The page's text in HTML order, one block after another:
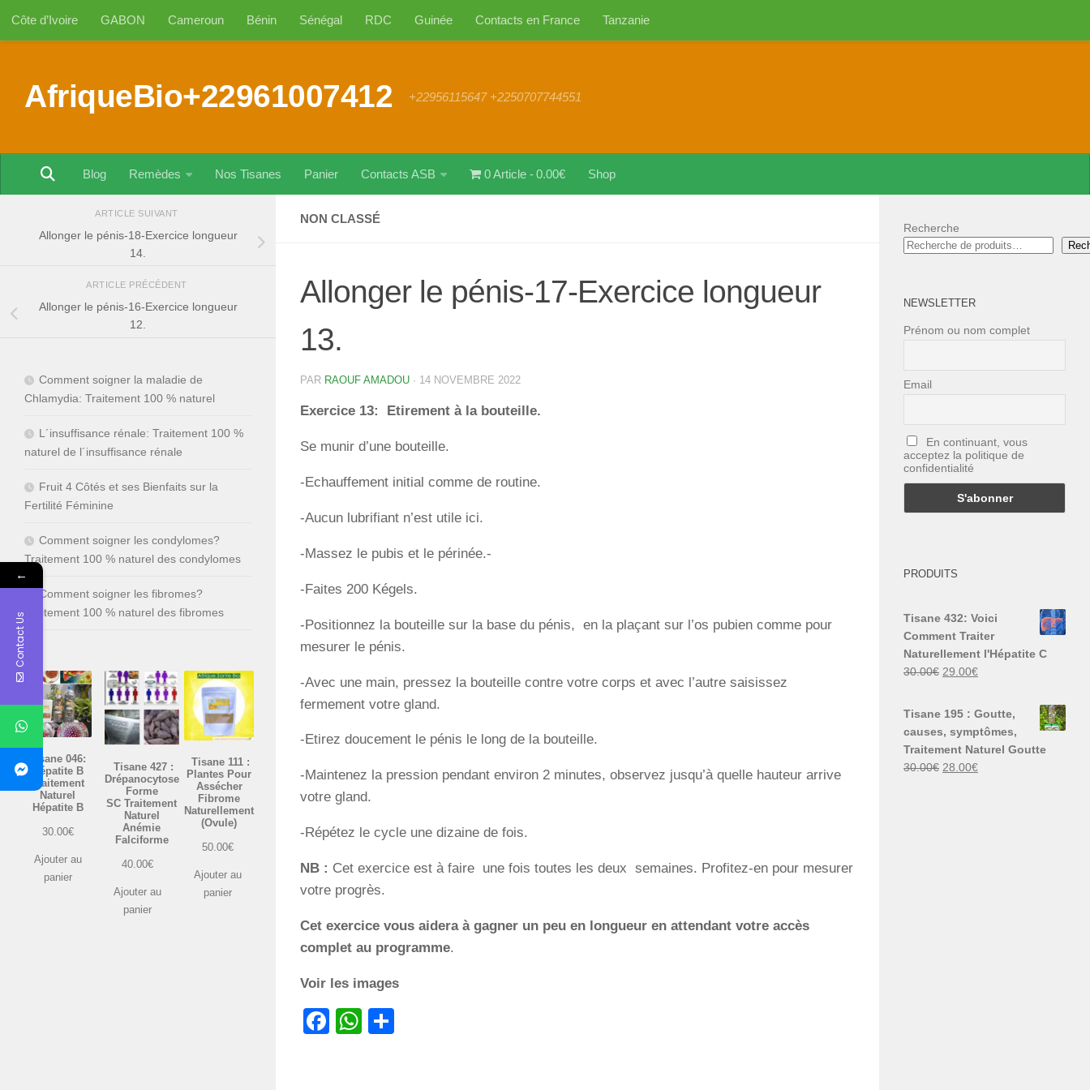
Au dessous du contenu
Côte d’Ivoire GABON Cameroun Bénin Sénégal RDC Guinée Contacts en France Tanzanie
AfriqueBio+22961007412 +22956115647 +2250707744551
Blog Remèdes Nos Tisanes Panier Contacts ASB 0 Article 0.00€ Shop
NON CLASSÉ
Allonger le pénis-17-Exercice longueur
13.
PAR RAOUF AMADOU · 14 NOVEMBRE 2022
Exercice 13: Etirement à la bouteille.
Se munir d’une bouteille.
-Echauffement initial comme de routine.
-Aucun lubrifiant n’est utile ici.
-Massez le pubis et le périnée.-
-Faites 200 Kégels.
-Positionnez la bouteille sur la base du pénis, en la plaçant sur l’os pubien comme pour
mesurer le pénis.
-Avec une main, pressez la bouteille contre votre corps et avec l’autre saisissez
fermement votre gland.
-Etirez doucement le pénis le long de la bouteille.
-Maintenez la pression pendant environ 2 minutes, observez jusqu’à quelle hauteur arrive
votre gland.
-Répétez le cycle une dizaine de fois.
NB : Cet exercice est à faire une fois toutes les deux semaines. Profitez-en pour mesurer
votre progrès.
Cet exercice vous aidera à gagner un peu en longueur en attendant votre accès
complet au programme.
Voir les images
Facebook
WhatsApp
ARTICLE SUIVANT
Allonger le pénis-18-Exercice longueur
14.
ARTICLE PRÉCÉDENT
Allonger le pénis-16-Exercice longueur
12.
Comment soigner la maladie de
Chlamydia: Traitement 100 % naturel
L´insuffisance rénale: Traitement 100 %
naturel de l´insuffisance rénale
Fruit 4 Côtés et ses Bienfaits sur la
Fertilité Féminine
Comment soigner les condylomes?
Traitement 100 % naturel des condylomes
Comment soigner les fibromes?
Traitement 100 % naturel des fibromes
Tisane 046:
Hépatite B
Traitement
Naturel
Hépatite B
30.00€
Ajouter au
panier
Tisane 427 :
Drépanocytose
Forme
SC Traitement
Naturel
Anémie
Falciforme
40.00€
Ajouter au
panier
Tisane 111 :
Plantes Pour
Assécher
Fibrome
Naturellement
(Ovule)
50.00€
Ajouter au
panier
Recherche
NEWSLETTER
Prénom ou nom complet
Email
En continuant, vous
acceptez la politique de
confidentialité
PRODUITS
Tisane 432: Voici
Comment Traiter
Naturellement l'Hépatite C
30.00€ Le
30.00€.
29.00€Le
est :
Tisane 195 : Goutte,
causes, symptômes,
Traitement Naturel Goutte
30.00€ Le
28.00€Le
←
Contact Us